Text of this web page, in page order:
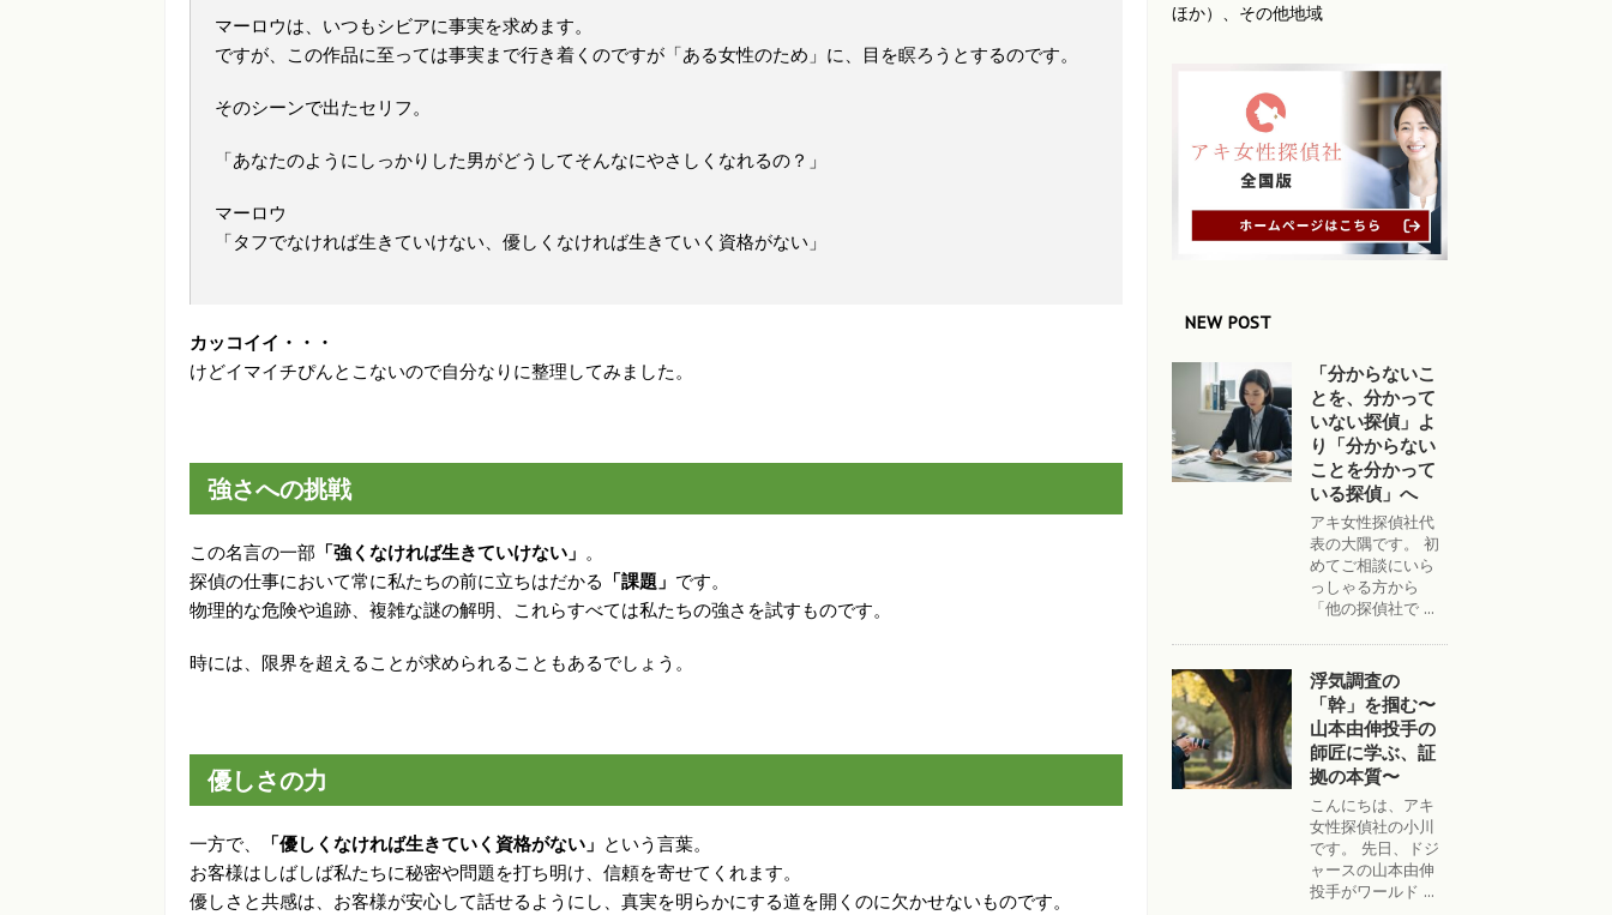
マーロウは、いつもシビアに事実を求めます。
ですが、この作品に至っては事実まで行き着くのですが「ある女性のため」に、目を瞑ろうとするのです。
そのシーンで出たセリフ。
「あなたのようにしっかりした男がどうしてそんなにやさしくなれるの？」
マーロウ
「タフでなければ生きていけない、優しくなければ生きていく資格がない」
カッコイイ・・・
けどイマイチぴんとこないので自分なりに整理してみました。
強さへの挑戦
この名言の一部 「強くなければ生きていけない」 。
探偵の仕事において常に私たちの前に立ちはだかる 「課題」 です。
物理的な危険や追跡、複雑な謎の解明、これらすべては私たちの強さを試すものです。
時には、限界を超えることが求められることもあるでしょう。
優しさの力
一方で、 「優しくなければ生きていく資格がない」 という言葉。
お客様はしばしば私たちに秘密や問題を打ち明け、信頼を寄せてくれます。
優しさと共感は、お客様が安心して話せるようにし、真実を明らかにする道を開くのに欠かせないものです。
ほか）、その他地域
NEW POST
「分からないこ
とを、分かって
いない探偵」よ
り「分からない
ことを分かって
いる探偵」へ
アキ女性探偵社代
表の大隅です。 初
めてご相談にいら
っしゃる方から
「他の探偵社で ...
浮気調査の
「幹」を掴む〜
山本由伸投手の
師匠に学ぶ、証
拠の本質〜
こんにちは、アキ
女性探偵社の小川
です。 先日、ドジ
ャースの山本由伸
投手がワールド ...